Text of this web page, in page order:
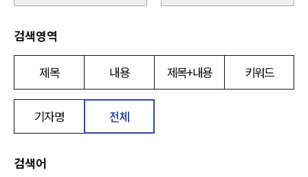
검색영역
제목 내용 제목+내용 키워드
기자명 전체
검색어